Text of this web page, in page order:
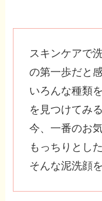
スキンケアで
の第一歩だと
いろんな種類
を見つけてみ
今、一番のお
もっちりとし
そんな泥洗顔